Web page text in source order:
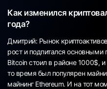
Как изменился
года?
Дмитрий: Рынок
рост и подпитался основными
Bitcoin стоил в районе 1000$,
то время был популярен
майнинг Ethereum. И на тот